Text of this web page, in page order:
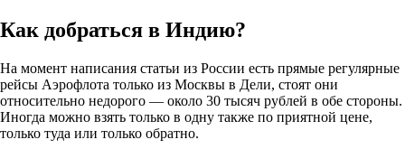
Как добраться в Индию?
На момент написания статьи из России есть прямые регулярные
рейсы Аэрофлота только из Москвы в Дели, стоят они
относительно недорого — около 30 тысяч рублей в обе стороны.
Иногда можно взять только в одну также по приятной цене,
только туда или только обратно.